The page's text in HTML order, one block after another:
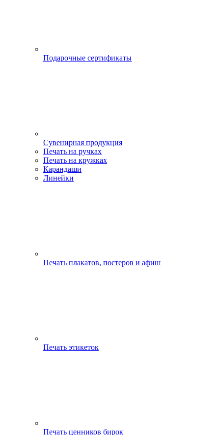
Подарочные сертификаты
Сувенирная продукция
Печать на ручках
Печать на кружках
Карандаши
Линейки
Печать плакатов, постеров и афиш
Печать этикеток
Печать ценников бирок